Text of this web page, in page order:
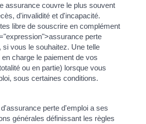
assurance couvre le plus souvent
d'invalidité et d'incapacité.
libre de souscrire en complément
perte
si vous le souhaitez. Une telle
charge le paiement de vos
ou en partie) lorsque vous
sous certaines conditions.
perte d'emploi a ses
générales définissant les règles